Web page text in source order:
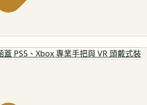
蓋 PS5、Xbox 專業手把與 VR 頭戴式裝